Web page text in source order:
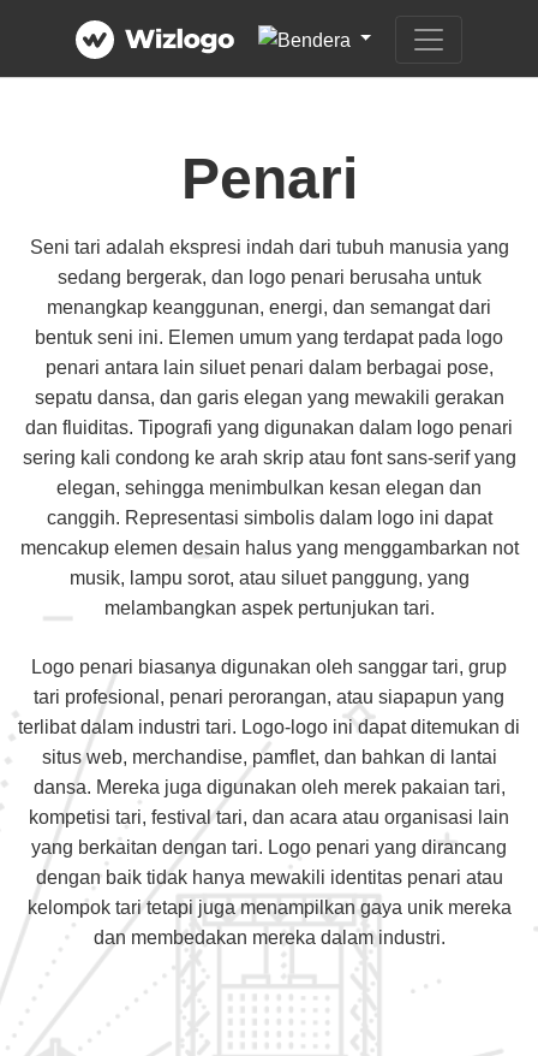
Penari
Seni tari adalah ekspresi indah dari tubuh manusia yang
sedang bergerak, dan logo penari berusaha untuk
menangkap keanggunan, energi, dan semangat dari
bentuk seni ini. Elemen umum yang terdapat pada logo
penari antara lain siluet penari dalam berbagai pose,
sepatu dansa, dan garis elegan yang mewakili gerakan
dan fluiditas. Tipografi yang digunakan dalam logo penari
sering kali condong ke arah skrip atau font sans-serif yang
elegan, sehingga menimbulkan kesan elegan dan
canggih. Representasi simbolis dalam logo ini dapat
mencakup elemen desain halus yang menggambarkan not
musik, lampu sorot, atau siluet panggung, yang
melambangkan aspek pertunjukan tari.
Logo penari biasanya digunakan oleh sanggar tari, grup
tari profesional, penari perorangan, atau siapapun yang
terlibat dalam industri tari. Logo-logo ini dapat ditemukan di
situs web, merchandise, pamflet, dan bahkan di lantai
dansa. Mereka juga digunakan oleh merek pakaian tari,
kompetisi tari, festival tari, dan acara atau organisasi lain
yang berkaitan dengan tari. Logo penari yang dirancang
dengan baik tidak hanya mewakili identitas penari atau
kelompok tari tetapi juga menampilkan gaya unik mereka
dan membedakan mereka dalam industri.